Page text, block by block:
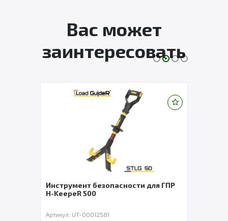
Вас может
заинтересовать
Инструмент безопасности для ГПР
H-KeepeR 500
Артикул: UT-00012581